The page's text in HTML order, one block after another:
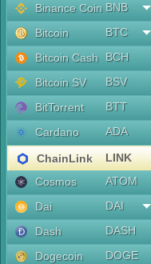
Binance Coin BNB
Bitcoin
BTC
Bitcoin Cash
BCH
Bitcoin SV
BSV
BitTorrent
BTT
Cardano
ADA
ChainLink
LINK
Cosmos
ATOM
Dai
DAI
Dash
DASH
Dogecoin
DOGE